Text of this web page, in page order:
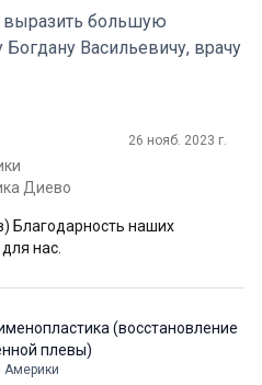
большую
Васильевичу, врачу
Также хочу
хотелось из больницы 😂
Диево
26 нояб. 2023 г.
Благодарность наших
нас.
(восстановление
плевы)